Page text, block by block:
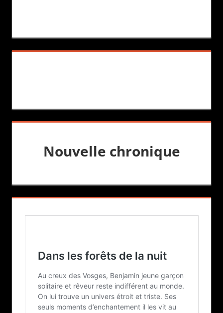
Nouvelle chronique